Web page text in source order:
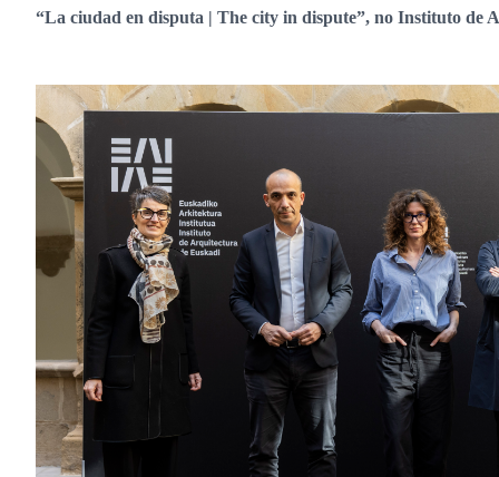
“La ciudad en disputa | The city in dispute”, no Instituto de